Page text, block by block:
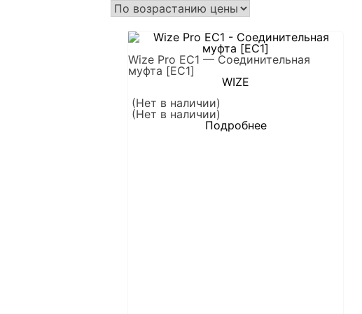
Wize Pro EC1 — Соединительная
муфта [EC1]
WIZE
(Нет в наличии)
(Нет в наличии)
Подробнее